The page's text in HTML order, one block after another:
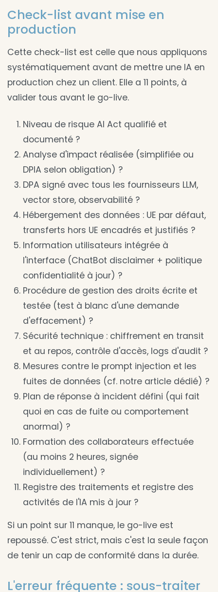
Check-list avant mise en
production
Cette check-list est celle que nous appliquons
systématiquement avant de mettre une IA en
production chez un client. Elle a 11 points, à
valider tous avant le go-live.
Niveau de risque AI Act qualifié et
documenté ?
Analyse d'impact réalisée (simplifiée ou
DPIA selon obligation) ?
DPA signé avec tous les fournisseurs LLM,
vector store, observabilité ?
Hébergement des données : UE par défaut,
transferts hors UE encadrés et justifiés ?
Information utilisateurs intégrée à
l'interface (ChatBot disclaimer + politique
confidentialité à jour) ?
Procédure de gestion des droits écrite et
testée (test à blanc d'une demande
d'effacement) ?
Sécurité technique : chiffrement en transit
et au repos, contrôle d'accès, logs d'audit ?
Mesures contre le prompt injection et les
fuites de données (cf. notre article dédié) ?
Plan de réponse à incident défini (qui fait
quoi en cas de fuite ou comportement
anormal) ?
Formation des collaborateurs effectuée
(au moins 2 heures, signée
individuellement) ?
Registre des traitements et registre des
activités de l'IA mis à jour ?
Si un point sur 11 manque, le go-live est
repoussé. C'est strict, mais c'est la seule façon
de tenir un cap de conformité dans la durée.
L'erreur fréquente : sous-traiter